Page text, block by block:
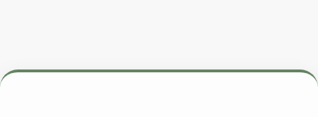
adresibetexper.xyzm elexbet